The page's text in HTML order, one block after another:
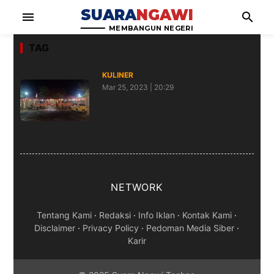
menu SUARANGAWI
MEMBANGUN NEGERI
search
TAG
KULINER
Mar 25, 2023 | 20:29
NETWORK
Tentang Kami · Redaksi · Info Iklan · Kontak Kami ·
Disclaimer · Privacy Policy · Pedoman Media Siber ·
Karir